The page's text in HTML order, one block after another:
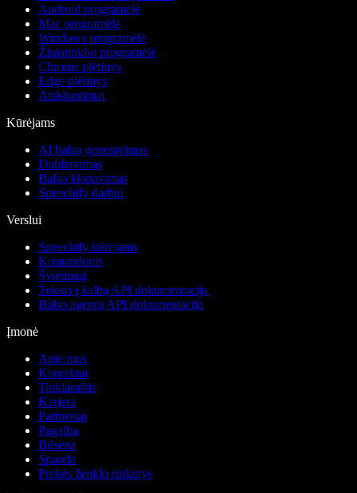
Android programėlė
Mac programėlė
Windows programėlė
Žiniatinklio programėlė
Chrome plėtinys
Edge plėtinys
Atsisiuntimai
Kūrėjams
AI balsų generavimas
Dubliavimas
Balso klonavimas
Speechify darbui
Verslui
Speechify kūrėjams
Komandoms
Švietimui
Teksto į kalbą API dokumentacija
Balso agentų API dokumentacija
Įmonė
Apie mus
Kontaktai
Tinklaraštis
Karjera
Partneriai
Pagalba
Būsena
Spauda
Prekės ženklo rinkinys